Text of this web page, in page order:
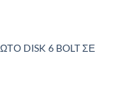
DISK 6 BOLT ΣΕ